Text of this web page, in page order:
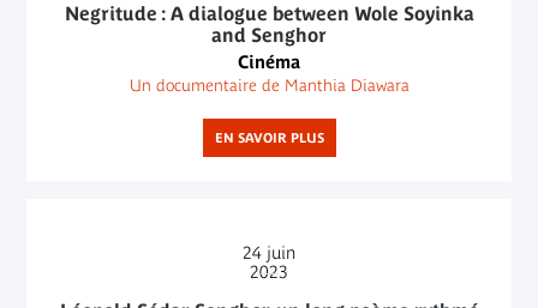
Negritude : A dialogue between Wole Soyinka
and Senghor
Cinéma
Un documentaire de Manthia Diawara
EN SAVOIR PLUS
24 juin
2023